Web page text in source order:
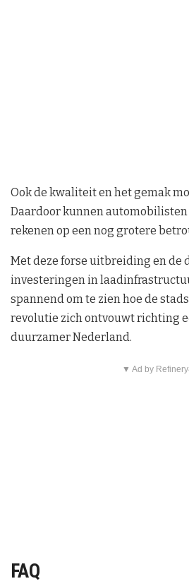
Ook de kwaliteit en het gemak
Daardoor kunnen
rekenen op een nog grotere
Met deze forse uitbreiding en de
investeringen in
spannend om te zien hoe de
revolutie zich ontvouwt richting
duurzamer Nederland.
▼ Ad by
FAQ